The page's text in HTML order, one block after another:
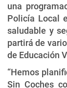
una
Policía Local
saludable y
partirá de
de Educación
“Hemos
Sin Coches